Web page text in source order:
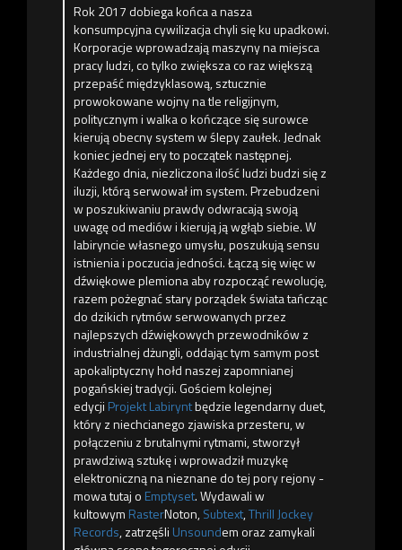
Rok 2017 dobiega końca a nasza
konsumpcyjna cywilizacja chyli się ku upadkowi.
Korporacje wprowadzają maszyny na miejsca
pracy ludzi, co tylko zwiększa co raz większą
przepaść międzyklasową, sztucznie
prowokowane wojny na tle religijnym,
politycznym i walka o kończące się surowce
kierują obecny system w ślepy zaułek. Jednak
koniec jednej ery to początek następnej.
Każdego dnia, niezliczona ilość ludzi budzi się z
iluzji, którą serwował im system. Przebudzeni
w poszukiwaniu prawdy odwracają swoją
uwagę od mediów i kierują ją wgłąb siebie. W
labiryncie własnego umysłu, poszukują sensu
istnienia i poczucia jedności. Łączą się więc w
dźwiękowe plemiona aby rozpocząć rewolucję,
razem pożegnać stary porządek świata tańcząc
do dzikich rytmów serwowanych przez
najlepszych dźwiękowych przewodników z
industrialnej dżungli, oddając tym samym post
apokaliptyczny hołd naszej zapomnianej
pogańskiej tradycji. Gościem kolejnej
edycji Projekt Labiryntbędzie legendarny duet,
który z niechcianego zjawiska przesteru, w
połączeniu z brutalnymi rytmami, stworzył
prawdziwą sztukę i wprowadził muzykę
elektroniczną na nieznane do tej pory rejony -
mowa tutaj o Emptyset. Wydawali w
kultowym RasterNoton,Subtext,Thrill Jockey
Records, zatrzęśli Unsoundem oraz zamykali